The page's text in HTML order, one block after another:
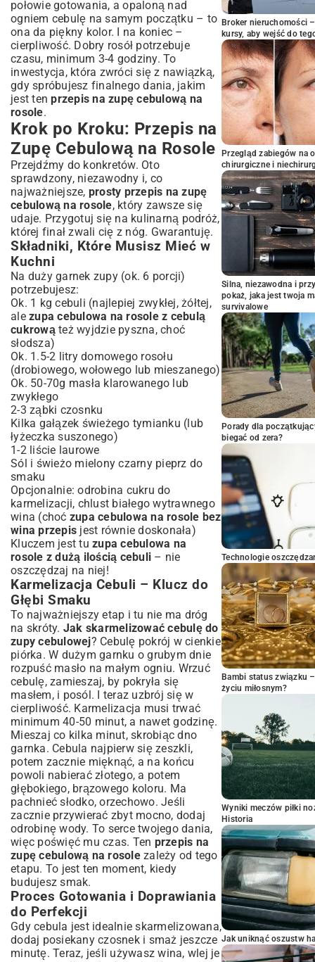
połowie gotowania, a opaloną nad
ogniem cebulę na samym początku – to
ona da piękny kolor. I na koniec –
cierpliwość. Dobry rosół potrzebuje
czasu, minimum 3-4 godziny. To
inwestycja, która zwróci się z nawiązką,
gdy spróbujesz finalnego dania, jakim
jest tenprzepis na zupę cebulową na
rosole.
Krok po Kroku: Przepis na
Zupę Cebulową na Rosole
Przejdźmy do konkretów. Oto
sprawdzony, niezawodny i, co
najważniejsze, prosty przepis na zupę
cebulową na rosole, który zawsze się
udaje. Przygotuj się na kulinarną podróż,
której finał zwali cię z nóg. Gwarantuję.
Składniki, Które Musisz Mieć w
Kuchni
Na duży garnek zupy (ok. 6 porcji)
potrzebujesz:
Ok. 1 kg cebuli (najlepiej zwykłej, żółtej,
ale zupa cebulowa na rosole z cebulą
cukrowąteż wyjdzie pyszna, choć
słodsza)
Ok. 1.5-2 litry domowego rosołu
(drobiowego, wołowego lub mieszanego)
Ok. 50-70g masła klarowanego lub
zwykłego
2-3 ząbki czosnku
Kilka gałązek świeżego tymianku (lub
łyżeczka suszonego)
1-2 liście laurowe
Sól i świeżo mielony czarny pieprz do
smaku
Opcjonalnie: odrobina cukru do
karmelizacji, chlust białego wytrawnego
wina (choć zupa cebulowa na rosole bez
wina przepis jest równie doskonała)
Kluczem jest tu zupa cebulowa na
rosole z dużą ilością cebuli – nie
oszczędzaj na niej!
Karmelizacja Cebuli – Klucz do
Głębi Smaku
To najważniejszy etap i tu nie ma dróg
na skróty. Jak skarmelizować cebulę do
zupy cebulowej? Cebulę pokrój w cienkie
piórka. W dużym garnku o grubym dnie
rozpuść masło na małym ogniu. Wrzuć
cebulę, zamieszaj, by pokryła się
masłem, i posól. I teraz uzbrój się w
cierpliwość. Karmelizacja musi trwać
minimum 40-50 minut, a nawet godzinę.
Mieszaj co kilka minut, skrobiąc dno
garnka. Cebula najpierw się zeszkli,
potem zacznie mięknąć, a na końcu
powoli nabierać złotego, a potem
głębokiego, brązowego koloru. Ma
pachnieć słodko, orzechowo. Jeśli
zacznie przywierać zbyt mocno, dodaj
odrobinę wody. To serce twojego dania,
więc poświęć mu czas. Ten przepis na
zupę cebulową na rosolezależy od tego
etapu. To jest ten moment, kiedy
budujesz smak.
Proces Gotowania i Doprawiania
do Perfekcji
Gdy cebula jest idealnie skarmelizowana,
dodaj posiekany czosnek i smaż jeszcze
minutę. Teraz, jeśli używasz wina, wlej je
Broker nieruchomości
kursy, aby wejść do
Przegląd zabiegów na
chirurgiczne i
Silna, niezawodna i
pokaż, jaka jest twoja
survivalowe
Porady dla
biegać od zera?
Technologie
Bambi status związku
życiu miłosnym?
Wyniki meczów piłki
Historia
Jak uniknąć oszustw